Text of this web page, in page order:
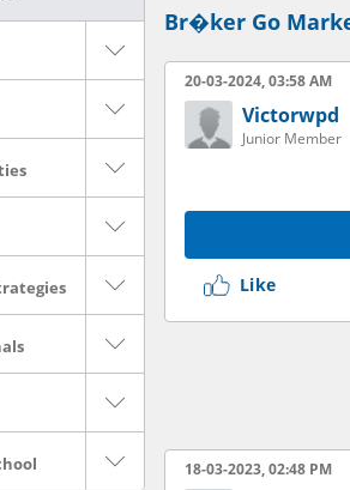
Br�ker Go
20-03-2024, 03:58 AM
Victorwpd
Junior Member
Like
18-03-2023, 02:48 PM